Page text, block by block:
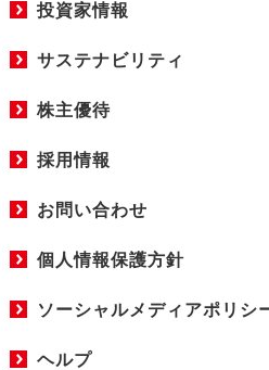
投資家情報
サステナビリティ
株主優待
採用情報
お問い合わせ
個人情報保護方針
ソーシャルメディアポリシ
ヘルプ